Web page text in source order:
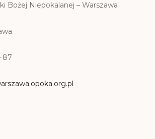
Bożej Niepokalanej – Warszawa
87